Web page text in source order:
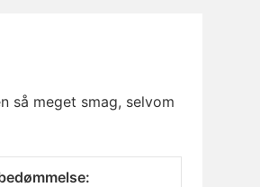
så meget smag, selvom